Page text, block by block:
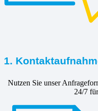
1.
Nutzen Sie unser
24/7